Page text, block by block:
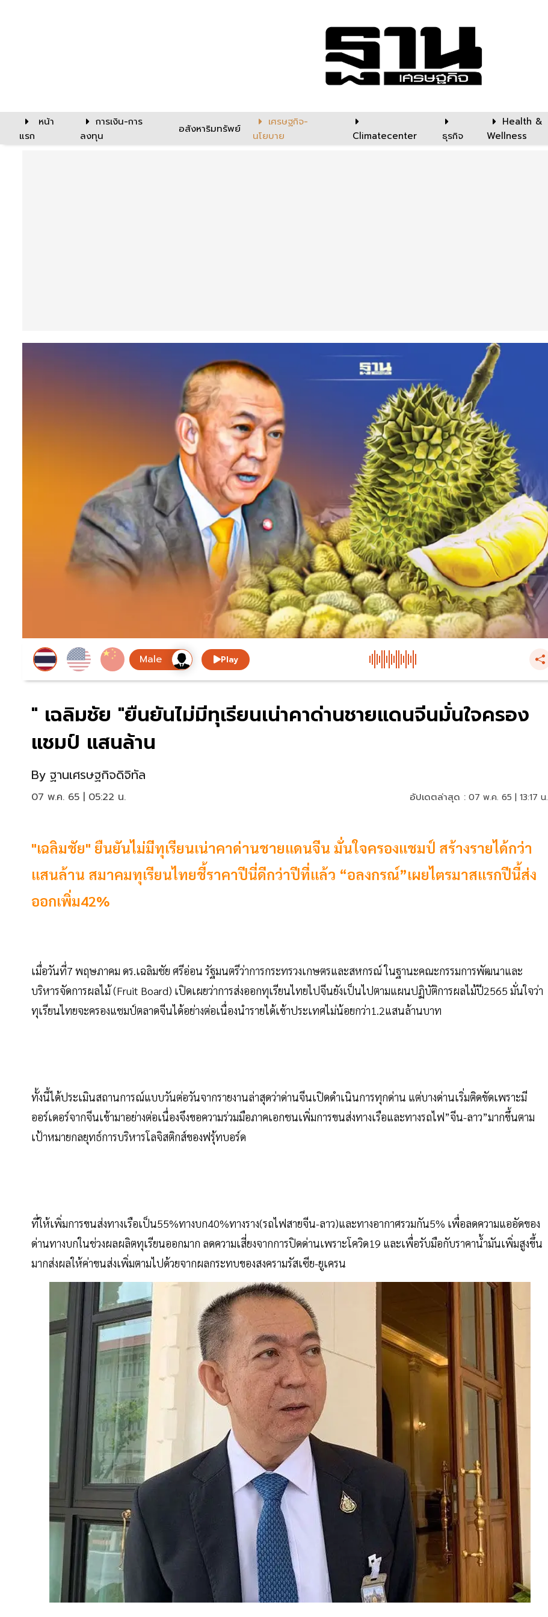
หน้า
แรก
การเงิน-การ
ลงทุน
อสังหาริมทรัพย์
เศรษฐกิจ-
นโยบาย
Climatecenter ธุรกิจ
Health &
Wellness
Play
" เฉลิมชัย "ยืนยันไม่มีทุเรียนเน่าคาด่านชายแดนจีนมั่นใจครอง
แชมป์ แสนล้าน
By ฐานเศรษฐกิจดิจิทัล
07 พ.ค. 65 | 05:22 น. อัปเดตล่าสุด : 07 พ.ค. 65 | 13:17 น.
"เฉลิมชัย" ยืนยันไม่มีทุเรียนเน่าคาด่านชายแดนจีน มั่นใจครองแชมป์ สร้างรายได้กว่า
แสนล้าน สมาคมทุเรียนไทยชี้ราคาปีนี่ดีกว่าปีที่แล้ว “อลงกรณ์”เผยไตรมาสแรกปีนี้ส่ง
ออกเพิ่ม42%
เมื่อวันที่7 พฤษภาคม ดร.เฉลิมชัย ศรีอ่อน รัฐมนตรีว่าการกระทรวงเกษตรและสหกรณ์ ในฐานะคณะกรรมการพัฒนาและ
บริหารจัดการผลไม้ (Fruit Board) เปิดเผยว่าการส่งออกทุเรียนไทยไปจีนยังเป็นไปตามแผนปฏิบัติการผลไม้ปี2565 มั่นใจว่า
ทุเรียนไทยจะครองแชมป์ตลาดจีนได้อย่างต่อเนื่องนำรายได้เข้าประเทศไม่น้อยกว่า1.2แสนล้านบาท
ทั้งนี้ได้ประเมินสถานการณ์แบบวันต่อวันจากรายงานล่าสุดว่าด่านจีนเปิดดำเนินการทุกด่าน แต่บางด่านเริ่มติดขัดเพราะมี
ออร์เดอร์จากจีนเข้ามาอย่างต่อเนื่องจึงขอความร่วมมือภาคเอกชนเพิ่มการขนส่งทางเรือและทางรถไฟ”จีน-ลาว”มากขึ้นตาม
เป้าหมายกลยุทธ์การบริหารโลจิสติกส์ของฟรุ้ทบอร์ด
ที่ให้เพิ่มการขนส่งทางเรือเป็น55%ทางบก40%ทางราง(รถไฟสายจีน-ลาว)และทางอากาศรวมกัน5% เพื่อลดความแออัดของ
ด่านทางบกในช่วงผลผลิตทุเรียนออกมาก ลดความเสี่ยงจากการปิดด่านเพราะโควิด19 และเพื่อรับมือกับราคาน้ำมันเพิ่มสูงขึ้น
มากส่งผลให้ค่าขนส่งเพิ่มตามไปด้วยจากผลกระทบของสงครามรัสเซีย-ยูเครน